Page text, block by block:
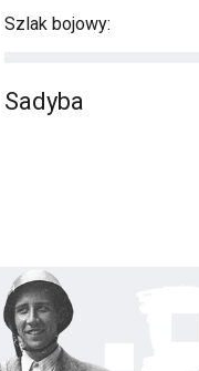
Szlak bojowy:
Sadyba